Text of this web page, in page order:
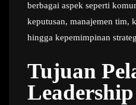
berbagai aspek seperti
keputusan, manajemen tim,
hingga kepemimpinan
Tujuan
Leadership